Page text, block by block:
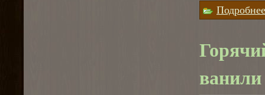
Подробнее
ванили